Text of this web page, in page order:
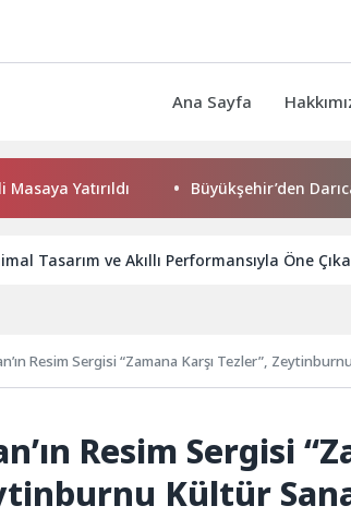
Ana Sayfa
Büyükşehir’den Darıca’ya
Tasarım ve Akıllı Performansıyla Öne
Resim Sergisi “Zamana Karşı Tezler”,
Resim Sergisi
Kültür